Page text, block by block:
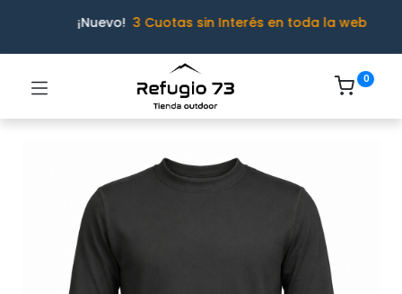
¡Nuevo! 3 Cuotas sin Interés en toda la web
0